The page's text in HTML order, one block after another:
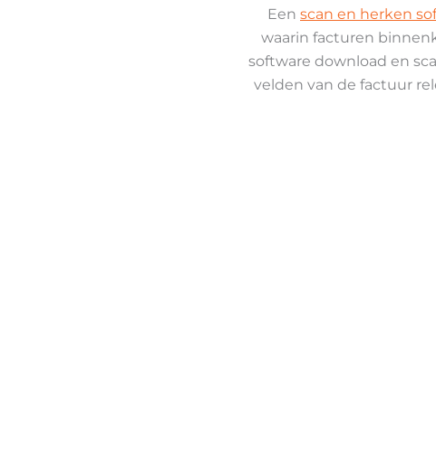
Een scan en herken
waarin facturen
software download en
velden van de factuur